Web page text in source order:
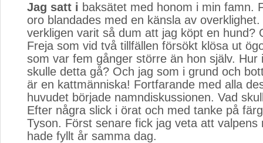
Jag satt i baksätet med honom i min famn.
oro blandades med en känsla av
verkligen varit så dum att jag köpt en hund?
Freja som vid två tillfällen försökt klösa ut
som var fem gånger större än hon själv. Hur
skulle detta gå? Och jag som i grund och
är en kattmänniska! Fortfarande med alla
huvudet började namndiskussionen. Vad
Efter några slick i örat och med tanke på
Tyson. Först senare fick jag veta att valpens
hade fyllt år samma dag.